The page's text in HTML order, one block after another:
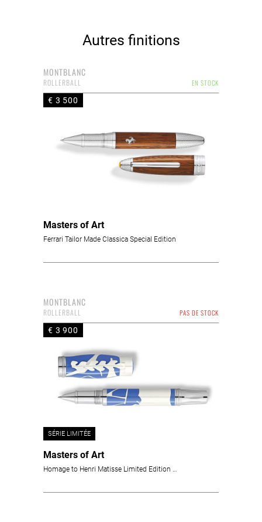
Autres finitions
MONTBLANC
EN STOCK
ROLLERBALL
€ 3 500
Masters of Art
Ferrari Tailor Made Classica Special Edition
MONTBLANC
PAS DE STOCK
ROLLERBALL
€ 3 900
SÉRIE LIMITÉE
Masters of Art
Homage to Henri Matisse Limited Edition 4810